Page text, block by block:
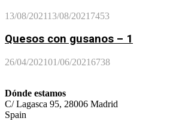
13/08/202113/08/2021 7453
Quesos con gusanos – 1
26/04/202101/06/20216738
Dónde estamos
C/ Lagasca 95, 28006 Madrid
Spain